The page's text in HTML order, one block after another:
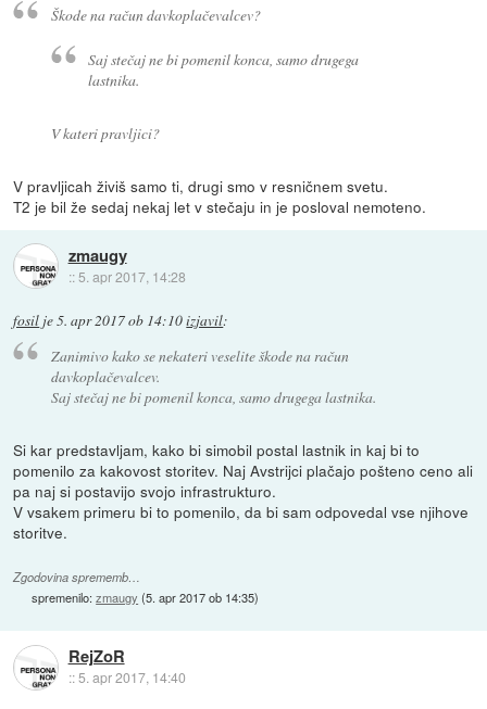
Škode na račun davkoplačevalcev?
Saj stečaj ne bi pomenil konca, samo drugega
lastnika.
V kateri pravljici?
V pravljicah živiš samo ti, drugi smo v resničnem svetu.
T2 je bil že sedaj nekaj let v stečaju in je posloval nemoteno.
zmaugy
:: 5. apr 2017, 14:28
fosil je5. apr 2017 ob 14:10izjavil:
Zanimivo kako se nekateri veselite škode na račun
davkoplačevalcev.
Saj stečaj ne bi pomenil konca, samo drugega lastnika.
Si kar predstavljam, kako bi simobil postal lastnik in kaj bi to
pomenilo za kakovost storitev. Naj Avstrijci plačajo pošteno ceno ali
pa naj si postavijo svojo infrastrukturo.
V vsakem primeru bi to pomenilo, da bi sam odpovedal vse njihove
storitve.
Zgodovina sprememb…
spremenilo:zmaugy (5. apr 2017 ob 14:35)
RejZoR
::5. apr 2017, 14:40